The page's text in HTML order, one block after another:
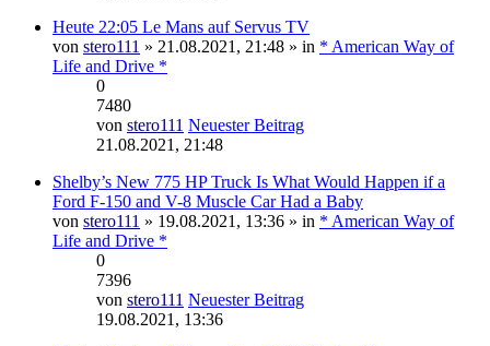
Heute 22:05 Le Mans auf Servus TV
von stero111 » 21.08.2021, 21:48 » in * American Way of
Life and Drive *
0
7480
von stero111 Neuester Beitrag
21.08.2021, 21:48
Shelby’s New 775 HP Truck Is What Would Happen if a
Ford F-150 and V-8 Muscle Car Had a Baby
von stero111 » 19.08.2021, 13:36 » in * American Way of
Life and Drive *
0
7396
von stero111 Neuester Beitrag
19.08.2021, 13:36